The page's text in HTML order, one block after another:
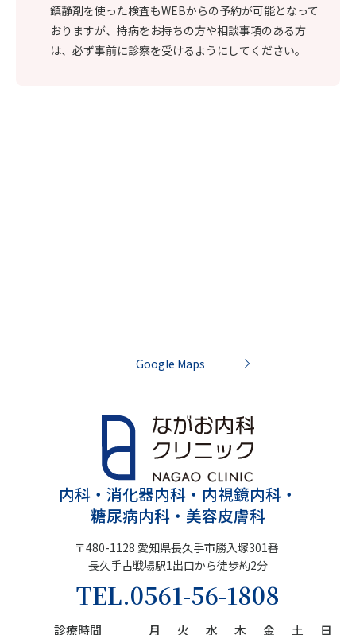
鎮静剤を使った検査もWEBからの予約が可能となって
おりますが、持病をお持ちの方や相談事項のある方
は、必ず事前に診察を受けるようにしてください。
Google Maps
内科・消化器内科・内視鏡内科・
糖尿病内科・美容皮膚科
〒480-1128 愛知県長久手市勝入塚301番
長久手古戦場駅1出口から徒歩約2分
TEL.0561-56-1808
診療時間 月 火 水 木 金 土 日